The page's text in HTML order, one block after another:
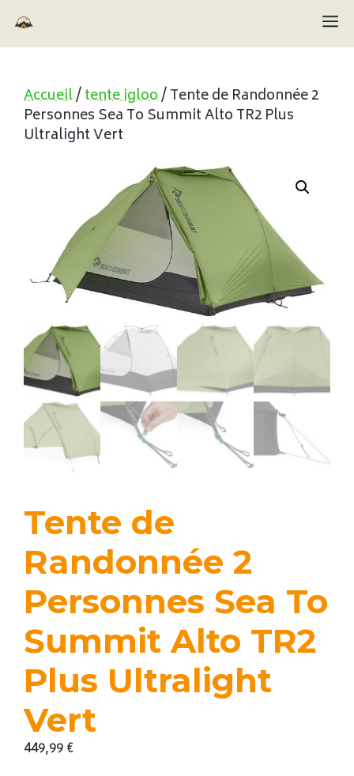
au
contenu
Accueil/tente igloo/ Tente de Randonnée 2
Personnes Sea To Summit Alto TR2 Plus
Ultralight Vert
Tente de
Randonnée 2
Personnes Sea To
Summit Alto TR2
Plus Ultralight
Vert
449,99€